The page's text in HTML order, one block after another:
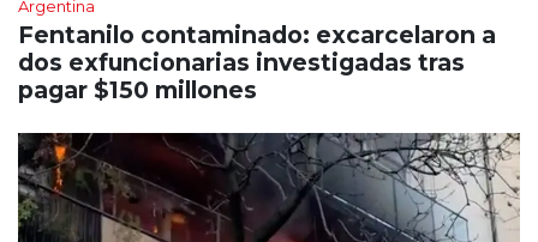
Argentina
Fentanilo contaminado: excarcelaron a
dos exfuncionarias investigadas tras
pagar $150 millones